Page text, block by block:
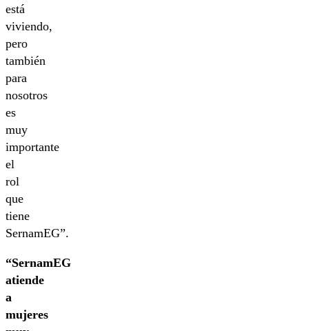
está
viviendo,
pero
también
para
nosotros
es
muy
importante
el
rol
que
tiene
SernamEG”.
“SernamEG
atiende
a
mujeres